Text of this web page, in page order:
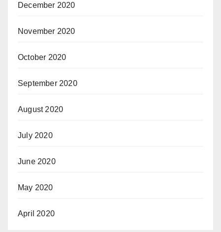
December 2020
November 2020
October 2020
September 2020
August 2020
July 2020
June 2020
May 2020
April 2020